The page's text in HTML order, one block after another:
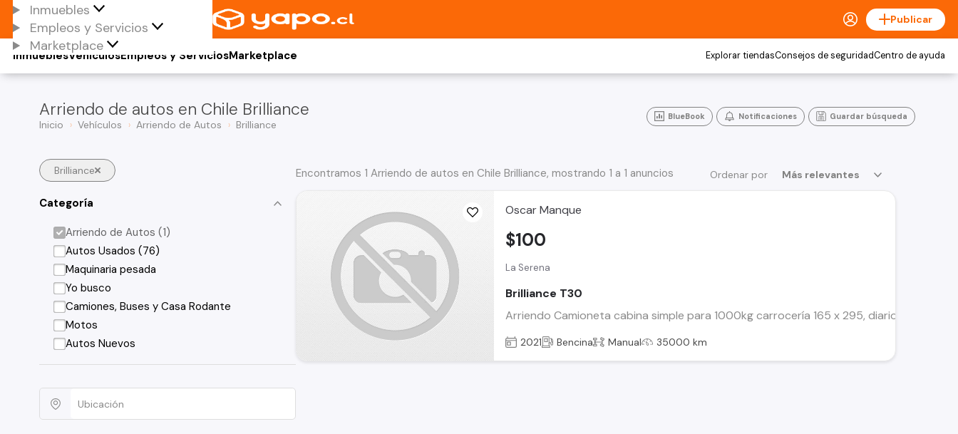
Inmuebles
Empleos y Servicios
Marketplace
Publicar
Vehículos
Inmuebles Empleos y ServiciosMarketplace Explorar tiendasConsejos de seguridadCentro de ayuda
Arriendo de autos en Chile Brilliance
Inicio Vehículos Arriendo de Autos Brilliance
BlueBook Notificaciones Guardar búsqueda
Brilliance
Categoría
Arriendo de Autos (1)
Autos Usados (76)
Maquinaria pesada
Yo busco
Camiones, Buses y Casa Rodante
Motos
Autos Nuevos
Ordenar por Más relevantes
Encontramos 1 Arriendo de autos en Chile Brilliance, mostrando 1 a 1 anuncios
Oscar Manque
La Serena
Brilliance T30
Arriendo Camioneta cabina simple para 1000kg carrocería 165 x 295, diario, semanal
$100
2021 Bencina Manual 35000 km